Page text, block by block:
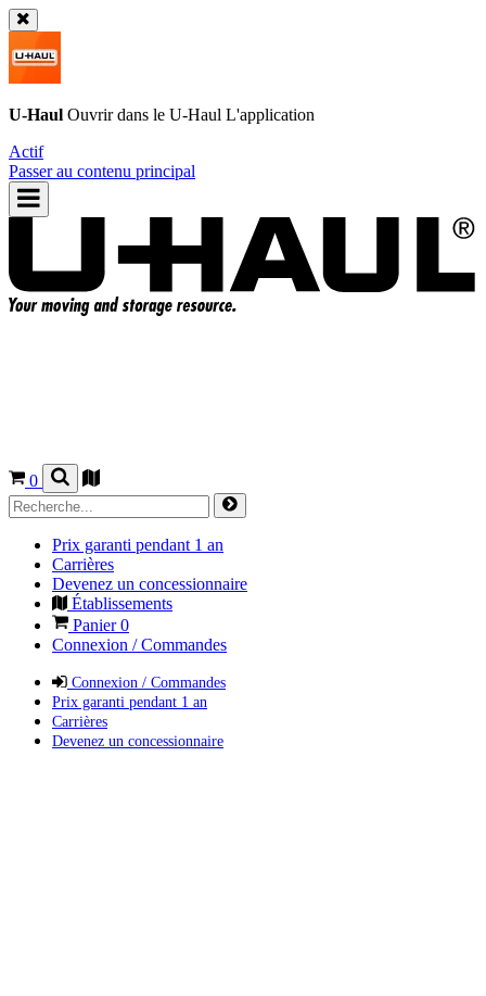
U-Haul Ouvrir dans le U-Haul L'application
Actif
Passer au contenu principal
0
Prix garanti pendant 1 an
Carrières
Devenez un concessionnaire
Établissements
Panier0
Connexion / Commandes
Connexion / Commandes
Prix garanti pendant 1 an
Carrières
Devenez un concessionnaire